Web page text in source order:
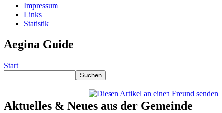
Impressum
Links
Statistik
Aegina Guide
Start
Aktuelles & Neues aus der Gemeinde